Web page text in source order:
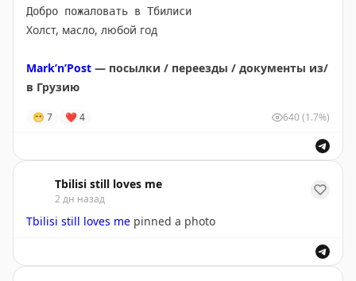
Источник
Mark’n’Post — посылки / переезды / документы из/
в Грузию
в Грузию
Добро пожаловать в Тбилиси
Холст, масло, любой год
Mark’n’Post — посылки / переезды / документы из/
в Грузию
😁 7 ❤ 4 640(1.7%)
Tbilisi still loves me
2 дн назад
Tbilisi still loves me pinned a photo